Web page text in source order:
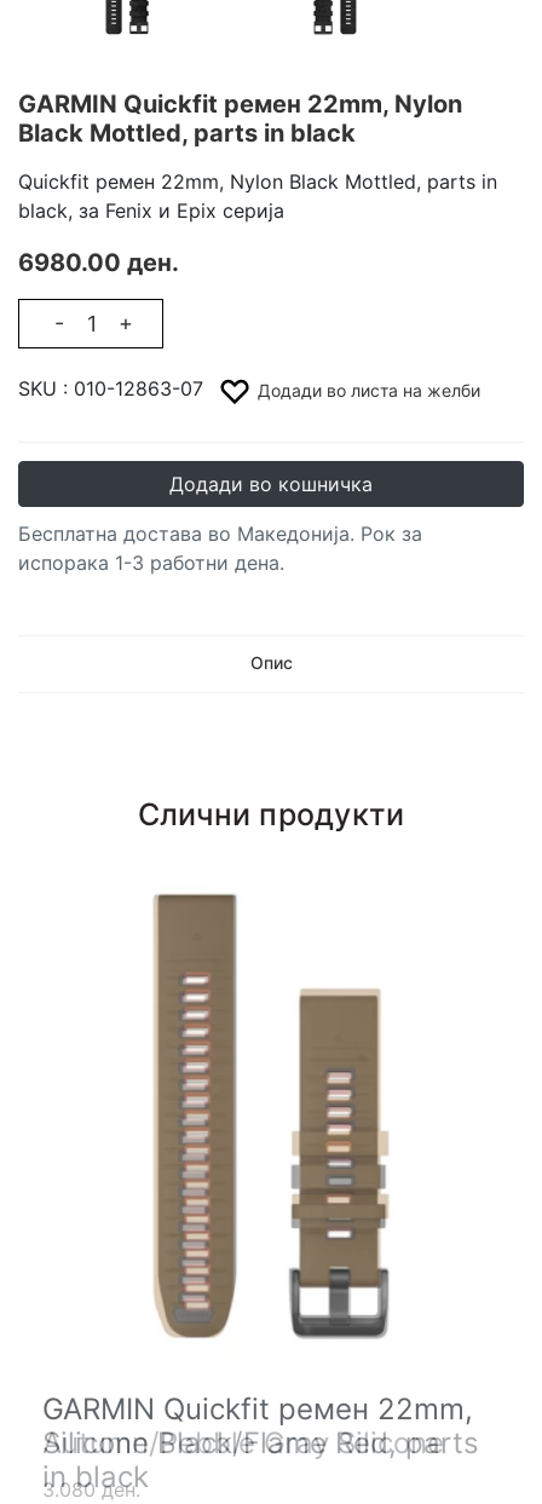
GARMIN Quickfit ремен 22mm, Nylon
Black Mottled, parts in black
Quickfit ремен 22mm, Nylon Black Mottled, parts in
black, за Fenix и Epix серија
6980.00 ден.
- +
SKU : 010-12863-07 Додади во листа на желби
Додади во кошничка
Бесплатна достава во Македонија. Рок за
испорака 1-3 работни дена.
Опис
Слични продукти
GARMIN Quickfit ремен 22mm,
Autumn/Pebble Gray Silicone
3.080 ден.
GARMIN Quickfit ремен 22mm,
Silicone Black/Flame Red, parts
in black